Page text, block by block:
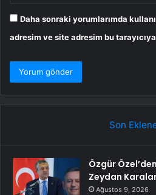
Daha sonraki yorumlarımda
adresim ve site adresim bu
Son
Özgür
Zeydan
Ağustos 9, 2026